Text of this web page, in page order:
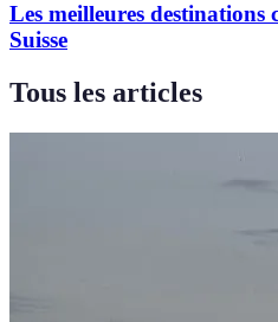
Les meilleures
Suisse
Tous les articles